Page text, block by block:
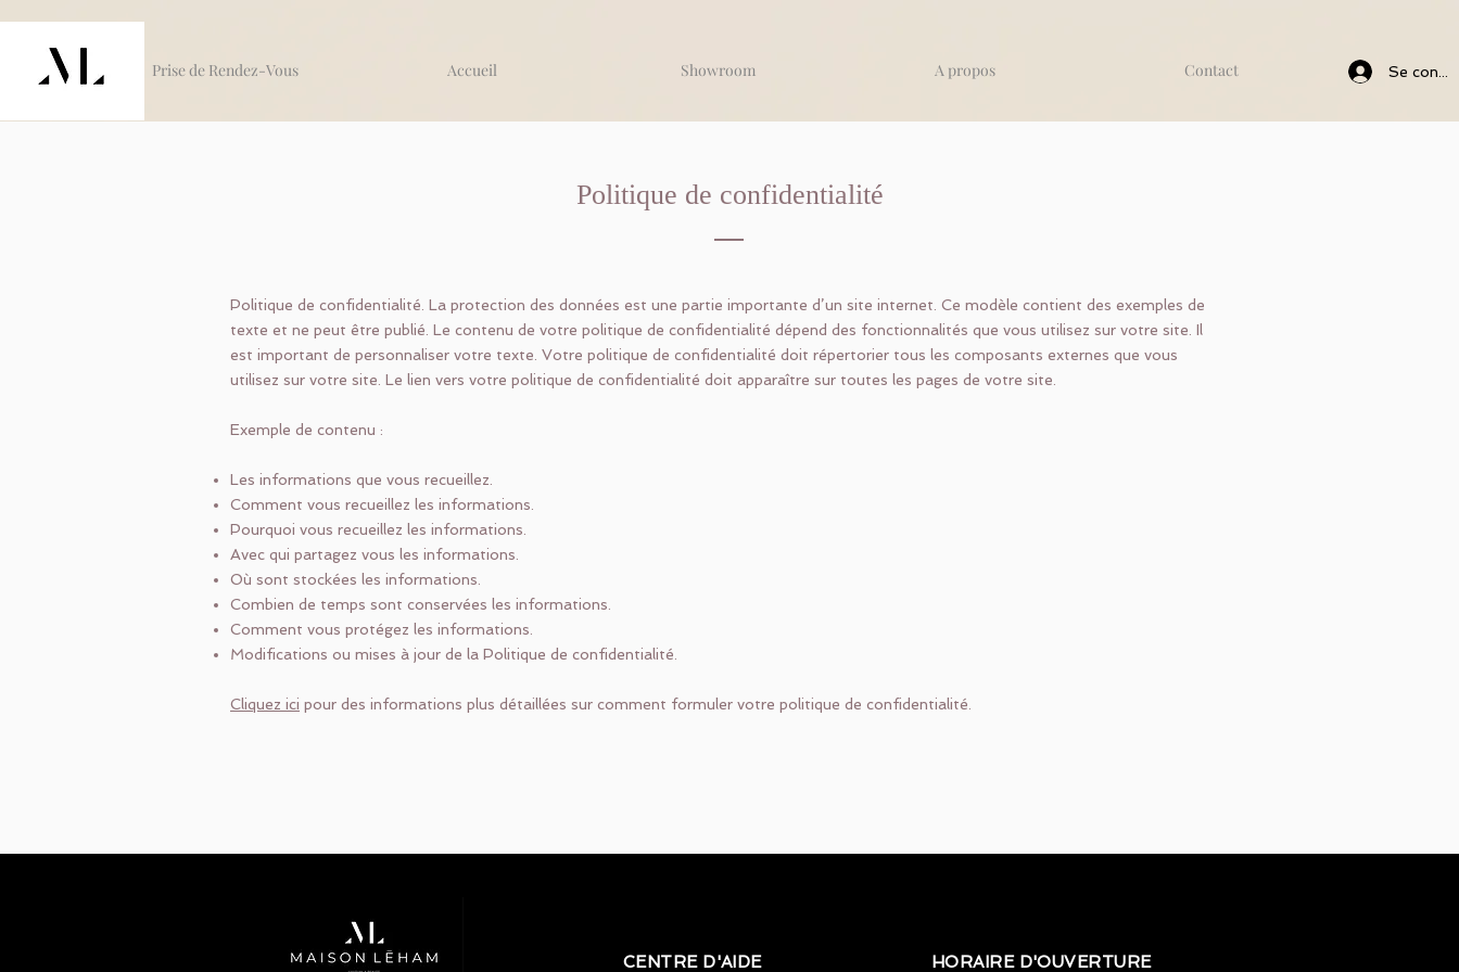
Prise de Rendez-Vous Accueil Showroom A propos Contact Se
Politique de confidentialité
Politique de confidentialité. La protection des données est une partie importante d’un site internet. Ce modèle contient des exemples de
texte et ne peut être publié. Le contenu de votre politique de confidentialité dépend des fonctionnalités que vous utilisez sur votre site. Il
est important de personnaliser votre texte. Votre politique de confidentialité doit répertorier tous les composants externes que vous
utilisez sur votre site. Le lien vers votre politique de confidentialité doit apparaître sur toutes les pages de votre site.
Exemple de contenu :
Les informations que vous recueillez.
Comment vous recueillez les informations.
Pourquoi vous recueillez les informations.
Avec qui partagez vous les informations.
Où sont stockées les informations.
Combien de temps sont conservées les informations.
Comment vous protégez les informations.
Modifications ou mises à jour de la Politique de confidentialité.
Cliquez ici pour des informations plus détaillées sur comment formuler votre politique de confidentialité.
CENTRE D'AIDE HORAIRE D'OUVERTURE